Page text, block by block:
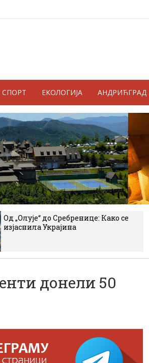
СПОРТ ЕКОЛОГИЈА АНДРИЋГРАД
Од „Олује“ до Сребренице: Како се
изјаснила Украјина
донели 50